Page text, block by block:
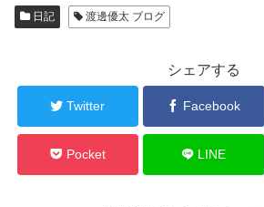
日記 渡邊優太 ブログ
シェアする
Twitter Facebook
Pocket LINE